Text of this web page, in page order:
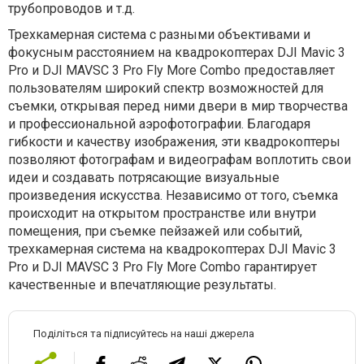
трубопроводов и т.д.
Трехкамерная система с разными объективами и
фокусным расстоянием на квадрокоптерах DJI Mavic 3
Pro и DJI MAVSC 3 Pro Fly More Combo предоставляет
пользователям широкий спектр возможностей для
съемки, открывая перед ними двери в мир творчества
и профессиональной аэрофотографии. Благодаря
гибкости и качеству изображения, эти квадрокоптеры
позволяют фотографам и видеографам воплотить свои
идеи и создавать потрясающие визуальные
произведения искусства. Независимо от того, съемка
происходит на открытом пространстве или внутри
помещения, при съемке пейзажей или событий,
трехкамерная система на квадрокоптерах DJI Mavic 3
Pro и DJI MAVSC 3 Pro Fly More Combo гарантирует
качественные и впечатляющие результаты.
Поділіться та підписуйтесь на наші джерела